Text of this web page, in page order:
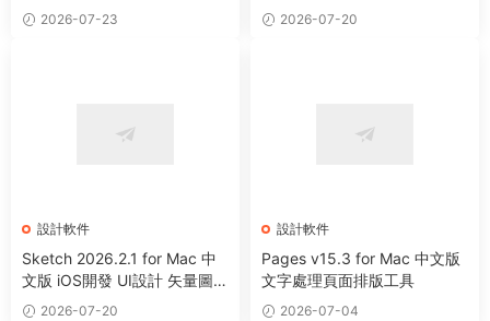
電影編輯調色軟件
2026-07-23 2026-07-20
設計軟件
Sketch 2026.2.1 for Mac 中
文版 iOS開發 UI設計 矢量圖形
繪制軟件
2026-07-20
設計軟件
Pages v15.3 for Mac 中文版
文字處理頁面排版工具
2026-07-04